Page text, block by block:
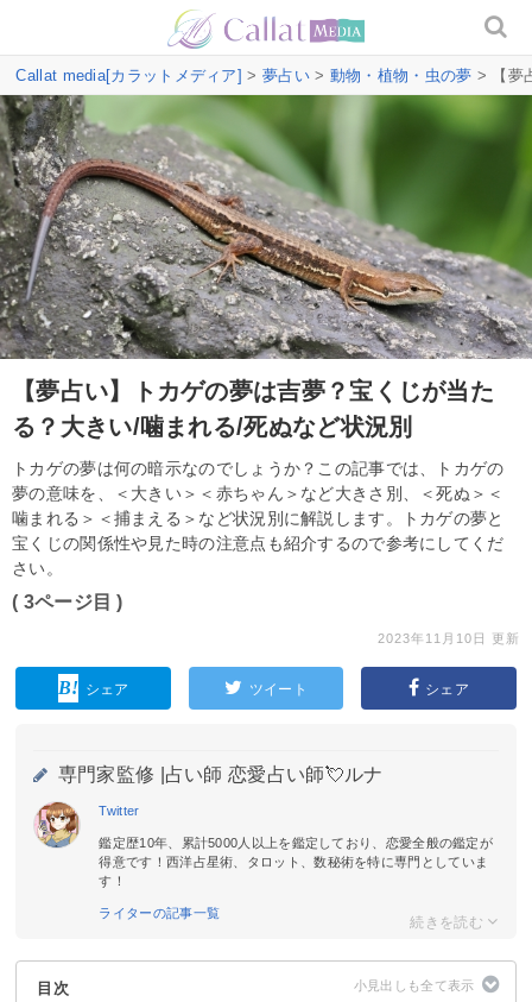
Callat media[カラットメディア] > 夢占い> 動物・植物・虫の夢 > 【夢
【夢占い】トカゲの夢は吉夢？宝くじが当た
る？大きい/噛まれる/死ぬなど状況別
トカゲの夢は何の暗示なのでしょうか？この記事では、トカゲの
夢の意味を、＜大きい＞＜赤ちゃん＞など大きさ別、＜死ぬ＞＜
噛まれる＞＜捕まえる＞など状況別に解説します。トカゲの夢と
宝くじの関係性や見た時の注意点も紹介するので参考にしてくだ
さい。
( 3ページ目 )
2023年11月10日 更新
シェア ツイート シェア
専門家監修 | 占い師 恋愛占い師💘ルナ
Twitter
鑑定歴10年、累計5000人以上を鑑定しており、恋愛全般の鑑定が
得意です！西洋占星術、タロット、数秘術を特に専門としていま
す！
ライターの記事一覧
目次